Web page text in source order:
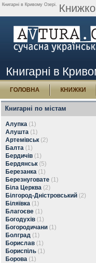
Книгарні в Кривому Озері.
Книгарні в
ГОЛОВНА КНИЖКИ
Книгарні по містам
Алупка (1)
Алушта (1)
Артемівськ (2)
Балта (1)
Бердичів (1)
Бердянськ (5)
Березанка (1)
Березнуговате (1)
Біла Церква (2)
Білгород-Дністровський (2)
Біляївка (1)
Благоєве (1)
Богодухів (1)
Богородичани (1)
Болград (1)
Борислав (1)
Бориспіль (1)
Борова (1)